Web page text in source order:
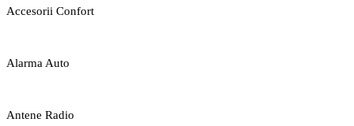
Accesorii Confort
Alarma Auto
Antene Radio